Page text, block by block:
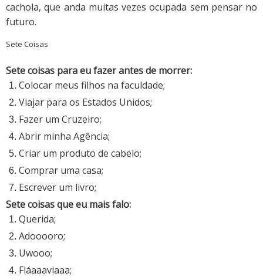
cachola, que anda muitas vezes ocupada sem pensar no
futuro.
Sete Coisas
Sete coisas para eu fazer antes de morrer:
Colocar meus filhos na faculdade;
Viajar para os Estados Unidos;
Fazer um Cruzeiro;
Abrir minha Agência;
Criar um produto de cabelo;
Comprar uma casa;
Escrever um livro;
Sete coisas que eu mais falo:
Querida;
Adooooro;
Uwooo;
Fláaaaviaaa;